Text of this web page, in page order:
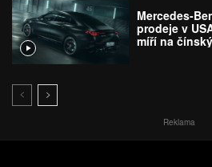
Mercedes-
prodeje v
míří na
Reklama